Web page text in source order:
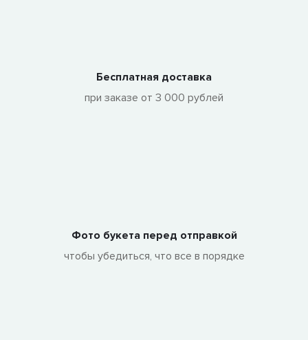
Бесплатная доставка
при заказе от 3 000 рублей
Фото букета перед отправкой
чтобы убедиться, что все в порядке